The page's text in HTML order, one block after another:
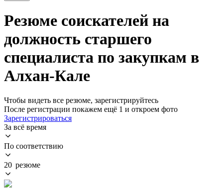
Резюме соискателей на
должность старшего
специалиста по закупкам в
Алхан-Кале
Чтобы видеть все резюме, зарегистрируйтесь
После регистрации покажем ещё 1 и откроем фото
Зарегистрироваться
За всё время
По соответствию
20 резюме